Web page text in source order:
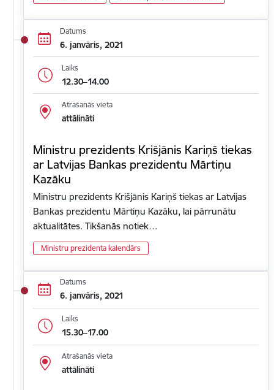
Datums
6. janvāris, 2021
Laiks
12.30–14.00
Atrašanās vieta
attālināti
Ministru prezidents Krišjānis Kariņš tiekas
ar Latvijas Bankas prezidentu Mārtiņu
Kazāku
Ministru prezidents Krišjānis Kariņš tiekas ar Latvijas
Bankas prezidentu Mārtiņu Kazāku, lai pārrunātu
aktualitātes. Tikšanās notiek…
Ministru prezidenta kalendārs
Datums
6. janvāris, 2021
Laiks
15.30–17.00
Atrašanās vieta
attālināti